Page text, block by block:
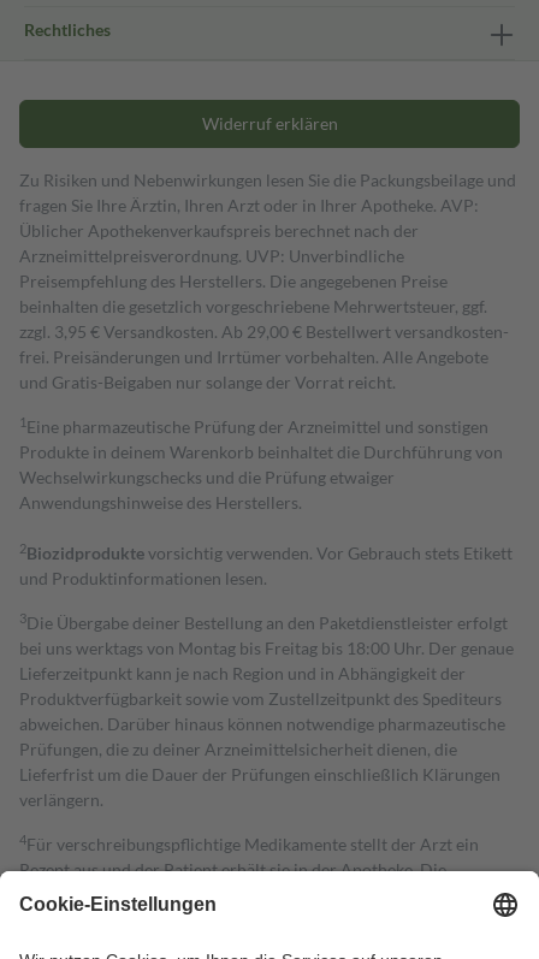
Rechtliches
Widerruf erklären
Zu Risiken und Nebenwirkungen lesen Sie die Packungsbeilage und
fragen Sie Ihre Ärztin, Ihren Arzt oder in Ihrer Apotheke. AVP:
Üblicher Apothekenverkaufspreis berechnet nach der
Arzneimittelpreisverordnung. UVP: Unverbindliche
Preisempfehlung des Herstellers. Die angegebenen Preise
beinhalten die gesetzlich vorgeschriebene Mehrwertsteuer, ggf.
zzgl. 3,95 € Versandkosten. Ab 29,00 € Bestell­wert versand­kosten­
frei. Preisänderungen und Irrtümer vorbehalten. Alle Angebote
und Gratis-Beigaben nur solange der Vorrat reicht.
1 Eine pharmazeutische Prüfung der Arzneimittel und sonstigen
Produkte in deinem Warenkorb beinhaltet die Durchführung von
Wechselwirkungschecks und die Prüfung etwaiger
Anwendungshinweise des Herstellers.
2Biozidproduktevorsichtig verwenden. Vor Gebrauch stets Etikett
und Produktinformationen lesen.
3Die Übergabe deiner Bestellung an den Paketdienstleister erfolgt
bei uns werktags von Montag bis Freitag bis 18:00 Uhr. Der genaue
Lieferzeitpunkt kann je nach Region und in Abhängigkeit der
Produktverfügbarkeit sowie vom Zustellzeitpunkt des Spediteurs
abweichen. Darüber hinaus können notwendige pharmazeutische
Prüfungen, die zu deiner Arzneimittelsicherheit dienen, die
Lieferfrist um die Dauer der Prüfungen einschließlich Klärungen
verlängern.
4Für verschreibungspflichtige Medikamente stellt der Arzt ein
Rezept aus und der Patient erhält sie in der Apotheke. Die
gesetzliche Krankenversicherung übernimmt in der Regel die
Kosten dafür, der Versicherte trägt einen Teil davon als Zuzahlung